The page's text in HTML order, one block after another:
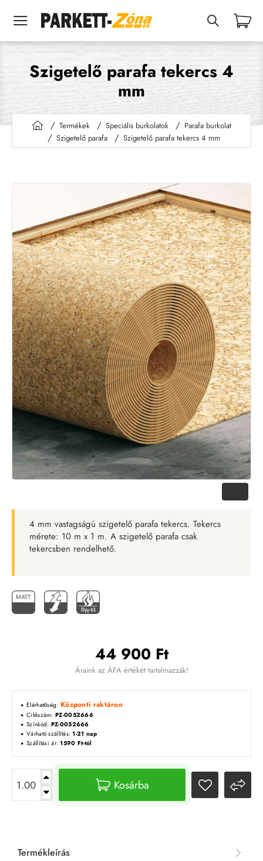
Szigetelő parafa tekercs 4
mm
h
Termékek Speciális burkolatok
Parafa burkolat
Szigetelő parafa
Szigetelő parafa tekercs 4 mm
-6%
4 mm vastagságú szigetelő parafa tekercs. Tekercs
mérete: 10 m x 1 m. A szigetelő parafa csak
tekercsben rendelhető.
44 900 Ft
Áraink az ÁFA értékét tartalmazzák!
Elérhetőség: Központi raktáron
Cikkszám: PZ-0052666
Színkód: PZ-0052666
Várható szállítás: 1-21 nap
Szállítási ár: 1590 Ft-tól
Kosárba
Termékleírás